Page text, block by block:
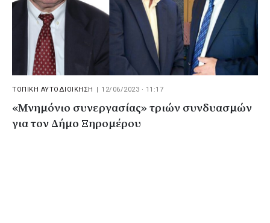
ΤΟΠΙΚΗ ΑΥΤΟΔΙΟΙΚΗΣΗ 12/06/2023 · 11:17
«Μνημόνιο συνεργασίας» τριών συνδυασμών
για τον Δήμο Ξηρομέρου